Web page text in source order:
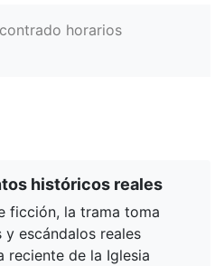
horarios
históricos reales
ficción, la trama toma
escándalos reales
reciente de la Iglesia